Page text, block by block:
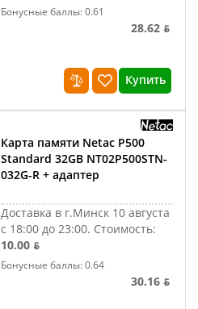
Бонусные баллы: 0.61
28.62 ƃ
Купить
Карта памяти Netac P500
Standard 32GB NT02P500STN-
032G-R + адаптер
Доставка в г.Минск 10 августа
с 18:00 до 23:00. Стоимость:
10.00 ƃ
Бонусные баллы: 0.64
30.16 ƃ